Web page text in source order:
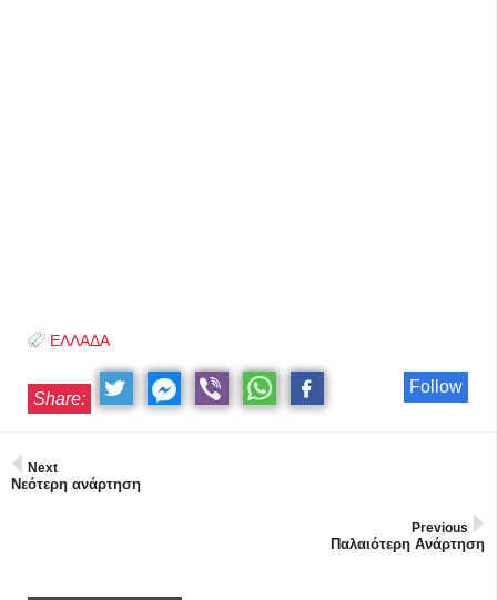
ΕΛΛΑΔΑ
Follow
Share:
Next
Νεότερη ανάρτηση
Previous
Παλαιότερη Ανάρτηση